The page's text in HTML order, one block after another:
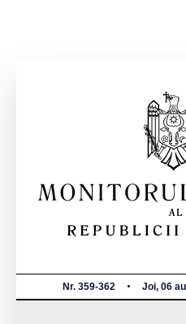
Nr. 359-362 Joi, 06